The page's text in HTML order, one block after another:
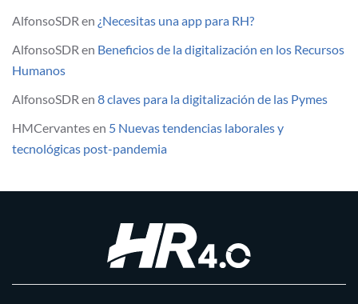
AlfonsoSDR en ¿Necesitas una app para RH?
AlfonsoSDR en Beneficios de la digitalización en los Recursos
Humanos
AlfonsoSDR en 8 claves para la digitalización de las Pymes
HMCervantesen 5 Nuevas tendencias laborales y
tecnológicas post-pandemia